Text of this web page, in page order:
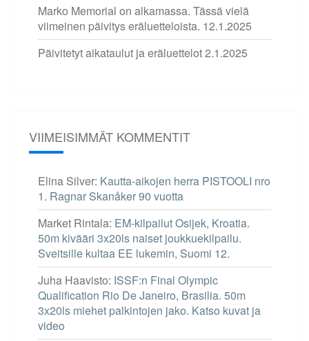
Marko Memorial on alkamassa. Tässä vielä
viimeinen päivitys eräluetteloista. 12.1.2025
Päivitetyt aikataulut ja eräluettelot2.1.2025
VIIMEISIMMÄT KOMMENTIT
Elina Silver: Kautta-aikojen herra PISTOOLI nro
1. Ragnar Skanåker 90 vuotta
Market Rintala: EM-kilpailut Osijek, Kroatia.
50m kivääri 3x20ls naiset joukkuekilpailu.
Sveitsille kultaa EE lukemin, Suomi 12.
Juha Haavisto: ISSF:n Final Olympic
Qualification Rio De Janeiro, Brasilia. 50m
3x20ls miehet palkintojen jako. Katso kuvat ja
video